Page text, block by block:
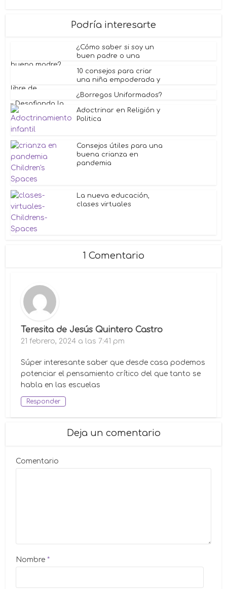
Podría interesarte
¿Cómo saber si soy un
buen padre o una
buena madre? ...
10 consejos para criar
una niña empoderada y
libre de...
¿Borregos Uniformados?
– Desafiando la...
Adoctrinar en Religión y
Politica
Consejos útiles para una
buena crianza en
pandemia
La nueva educación,
clases virtuales
1 Comentario
Teresita de Jesús Quintero Castro
21 febrero, 2024 a las 7:41 pm
Súper interesante saber que desde casa podemos
potenciar el pensamiento crítico del que tanto se
habla en las escuelas
Responder
Deja un comentario
Comentario
Nombre *